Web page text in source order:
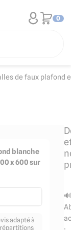
0
de faux plafond
blanche
x 600 sur
adapté à
🔊